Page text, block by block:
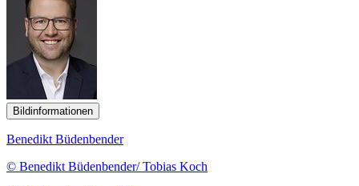
Bildinformationen
Benedikt Büdenbender
© Benedikt Büdenbender/ Tobias Koch